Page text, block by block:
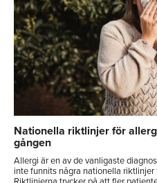
Nationella riktlinjer för
gången
Allergi är en av de vanligaste
inte funnits några nationella riktlinjer